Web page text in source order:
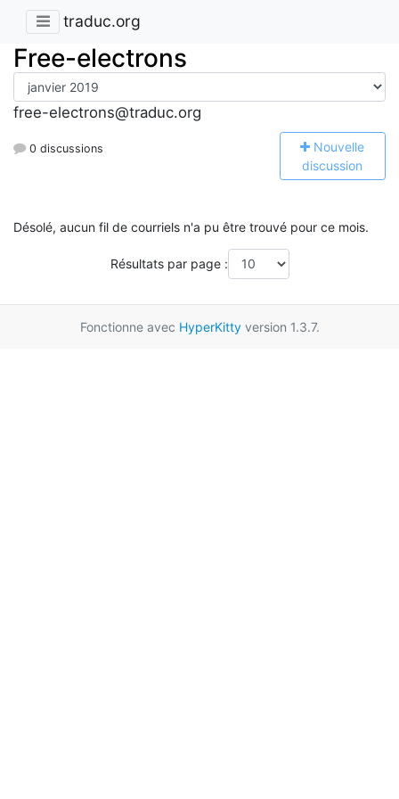
traduc.org
Free-electrons
free-electrons@traduc.org
0 discussions Nouvelle
discussion
Désolé, aucun fil de courriels n'a pu être trouvé pour ce mois.
Résultats par page :
Fonctionne avec HyperKittyversion 1.3.7.